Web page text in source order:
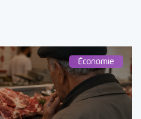
Économie